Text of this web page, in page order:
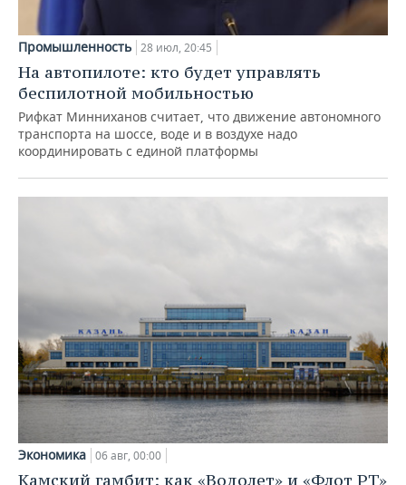
Промышленность 28 июл, 20:45
На автопилоте: кто будет управлять
беспилотной мобильностью
Рифкат Минниханов считает, что движение автономного
транспорта на шоссе, воде и в воздухе надо
координировать с единой платформы
Экономика 06 авг, 00:00
Камский гамбит: как «Водолет» и «Флот РТ»